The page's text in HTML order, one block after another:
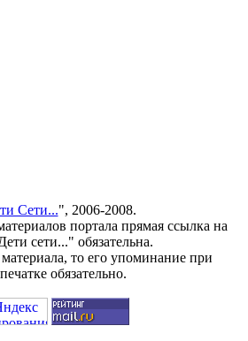
Сети...", 2006-2008.
портала прямая ссылка на
сети..." обязательна.
то его упоминание при
обязательно.